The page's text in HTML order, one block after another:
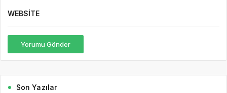
WEBSITE
Yorumu Gönder
Son Yazılar